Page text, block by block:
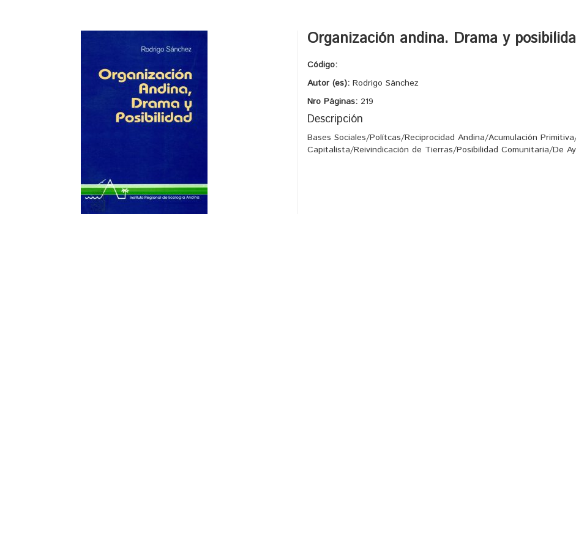
Organización andina. Drama y
Código:
Autor (es): Rodrigo Sánchez
Nro Páginas: 219
Descripción
Bases Sociales/Polítcas/Reciprocidad Andina/Acumulación
Capitalista/Reivindicación de Tierras/Posibilidad Comunitaria/De